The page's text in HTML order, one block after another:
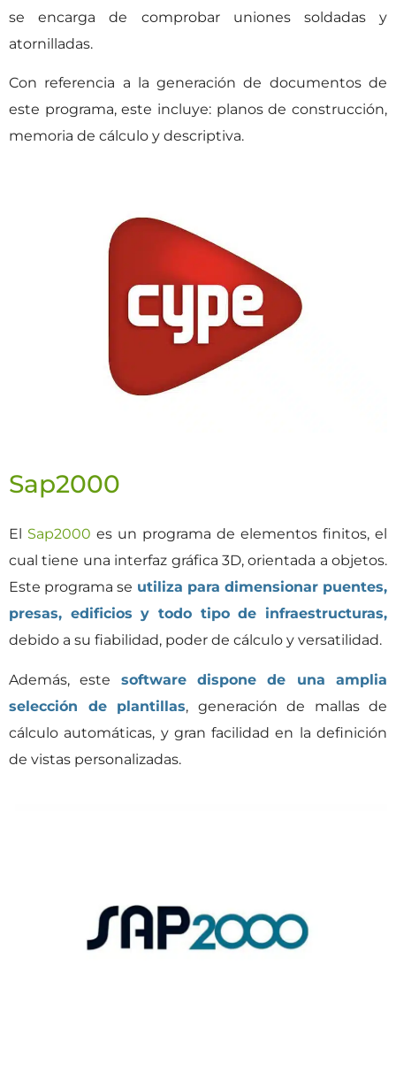
se encarga de comprobar uniones soldadas y
atornilladas.
Con referencia a la generación de documentos de
este programa, este incluye: planos de construcción,
memoria de cálculo y descriptiva.
Sap2000
El Sap2000 es un programa de elementos finitos, el
cual tiene una interfaz gráfica 3D, orientada a objetos.
Este programa se utiliza para dimensionar puentes,
presas, edificios y todo tipo de infraestructuras,
debido a su fiabilidad, poder de cálculo y versatilidad.
Además, este software dispone de una amplia
selección de plantillas, generación de mallas de
cálculo automáticas, y gran facilidad en la definición
de vistas personalizadas.